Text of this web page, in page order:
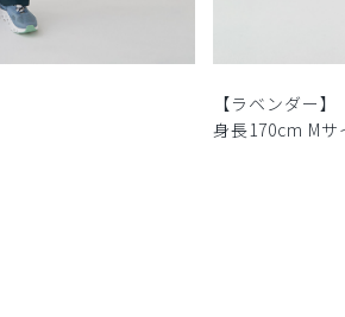
【ラベンダー】
身長170cm Mサ